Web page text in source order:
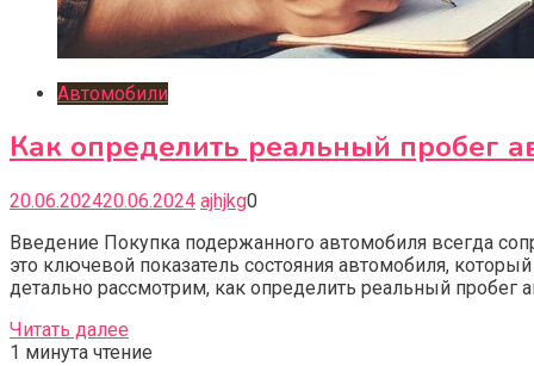
Автомобили
Как определить реальный пробег
20.06.202420.06.2024 ajhjkg0
Введение Покупка подержанного автомобиля всегда
это ключевой показатель состояния автомобиля,
детально рассмотрим, как определить реальный
Читать далее
1 минута чтение